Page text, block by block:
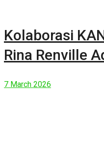
Kolaborasi
Rina Renville
7 March 2026